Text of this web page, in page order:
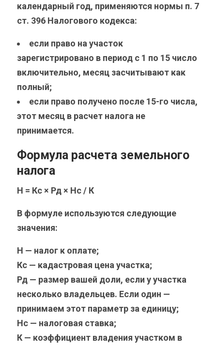
календарный год, применяются нормы п. 7
ст. 396 Налогового кодекса:
если право на участок
зарегистрировано в период с 1 по 15 число
включительно, месяц засчитывают как
полный;
если право получено после 15-го числа,
этот месяц в расчет налога не
принимается.
Формула расчета земельного
налога
Н = Кс × Рд × Нс / К‌
В формуле используются следующие
значения: ‌
Н — налог к оплате; ‌
Кс — кадастровая цена участка‌; ‌
Рд — размер вашей доли, если у участка
несколько владельцев. Если один —‌
принимаем этот параметр за единицу; ‌
Нс — налоговая ставка; ‌
К — коэффициент владения участком в